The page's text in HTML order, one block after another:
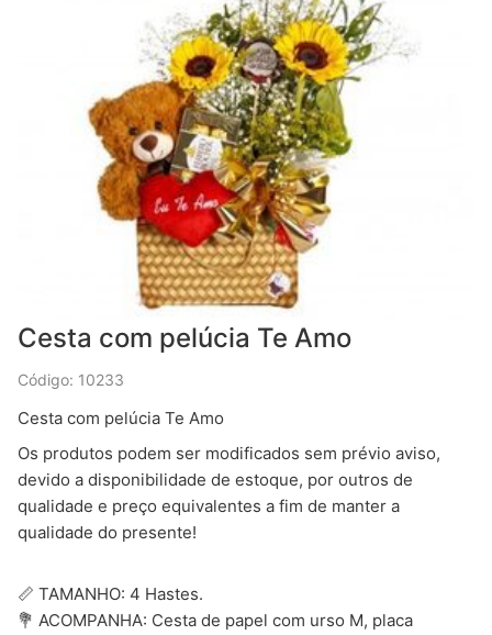
Cesta com pelúcia Te Amo
Código: 10233
Cesta com pelúcia Te Amo
Os produtos podem ser modificados sem prévio aviso,
devido a disponibilidade de estoque, por outros de
qualidade e preço equivalentes a fim de manter a
qualidade do presente!
📏 TAMANHO: 4 Hastes.
💐 ACOMPANHA: Cesta de papel com urso M, placa